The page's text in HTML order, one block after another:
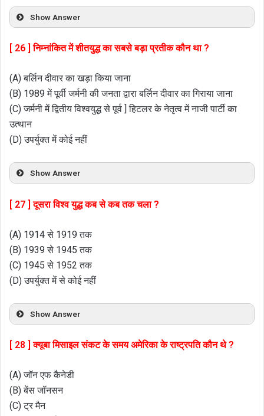
Show Answer
[ 26 ] निम्नांकित में शीतयुद्ध का सबसे बड़ा प्रतीक कौन था ?
(A) बर्लिन दीवार का खड़ा किया जाना
(B) 1989 में पूर्वी जर्मनी की जनता द्वारा बर्लिन दीवार का गिराया जाना
(C) जर्मनी में द्वितीय विश्वयुद्ध से पूर्व ] हिटलर के नेतृत्व में नाजी पार्टी का
उत्थान
(D) उपर्युक्त में कोई नहीं
Show Answer
[ 27 ] दूसरा विश्व युद्ध कब से कब तक चला ?
(A) 1914 से 1919 तक
(B) 1939 से 1945 तक
(C) 1945 से 1952 तक
(D) उपर्युक्त में से कोई नहीं
Show Answer
[ 28 ] क्यूबा मिसाइल संकट के समय अमेरिका के राष्ट्रपति कौन थे ?
(A) जॉन एफ कैनेडी
(B) बेंस जॉनसन
(C) ट्र मैन